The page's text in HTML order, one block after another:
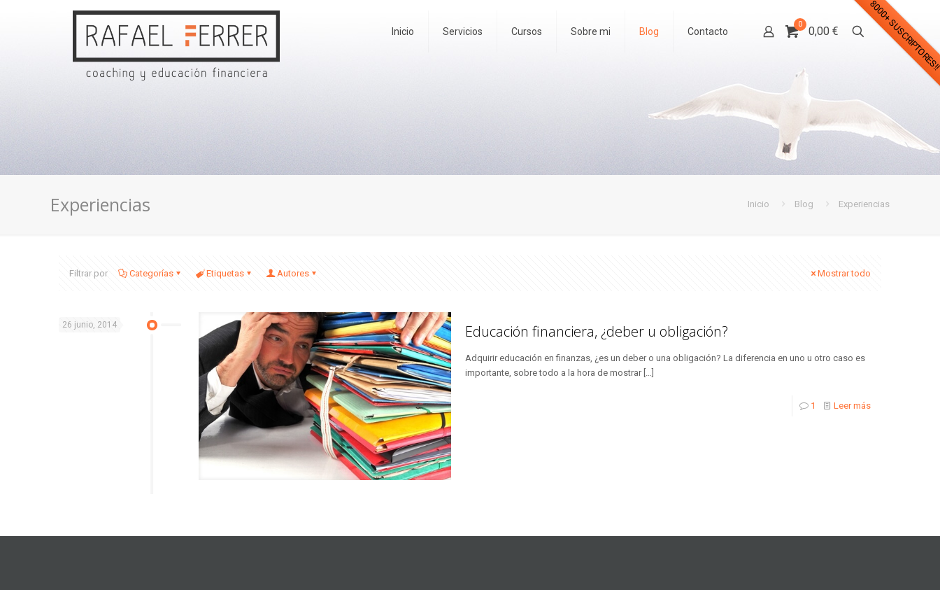
8000+
Inicio Servicios Cursos Sobre mi Blog Contacto
0
0,00 €
Experiencias Inicio Blog Experiencias
Filtrar por Categorías Etiquetas Autores Mostrar todo
26 junio, 2014 Educación financiera, ¿deber u obligación?
Adquirir educación en finanzas, ¿es un deber o una obligación? La diferencia en uno u otro caso es
importante, sobre todo a la hora de mostrar[…]
1 Leer más